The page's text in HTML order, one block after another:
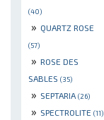
(40)
» QUARTZ ROSE
(57)
» ROSE DES
SABLES (35)
» SEPTARIA (26)
» SPECTROLITE (11)